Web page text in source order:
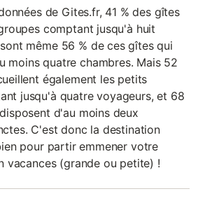
de Gites.fr, 41 % des gîtes
comptant jusqu'à huit
même 56 % de ces gîtes qui
moins quatre chambres. Mais 52
également les petits
jusqu'à quatre voyageurs, et 68
d'au moins deux
C'est donc la destination
pour partir emmener votre
vacances (grande ou petite) !